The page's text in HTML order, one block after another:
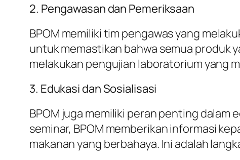
2. Pengawasan dan Pemeriksaan
BPOM memiliki tim pengawas yang
untuk memastikan bahwa semua produk
melakukan pengujian laboratorium yang
3. Edukasi dan Sosialisasi
BPOM juga memiliki peran penting dalam
seminar, BPOM memberikan informasi
makanan yang berbahaya. Ini adalah